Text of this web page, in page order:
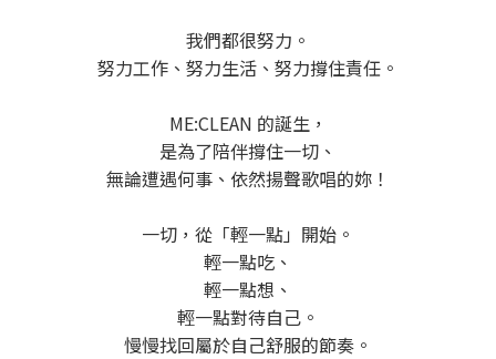
我們都很努力。
努力工作、努力生活、努力撐住責任。
ME:CLEAN 的誕生，
是為了陪伴撐住一切、
無論遭遇何事、依然揚聲歌唱的妳！
一切，從「輕一點」開始。
輕一點吃、
輕一點想、
輕一點對待自己。
慢慢找回屬於自己舒服的節奏。